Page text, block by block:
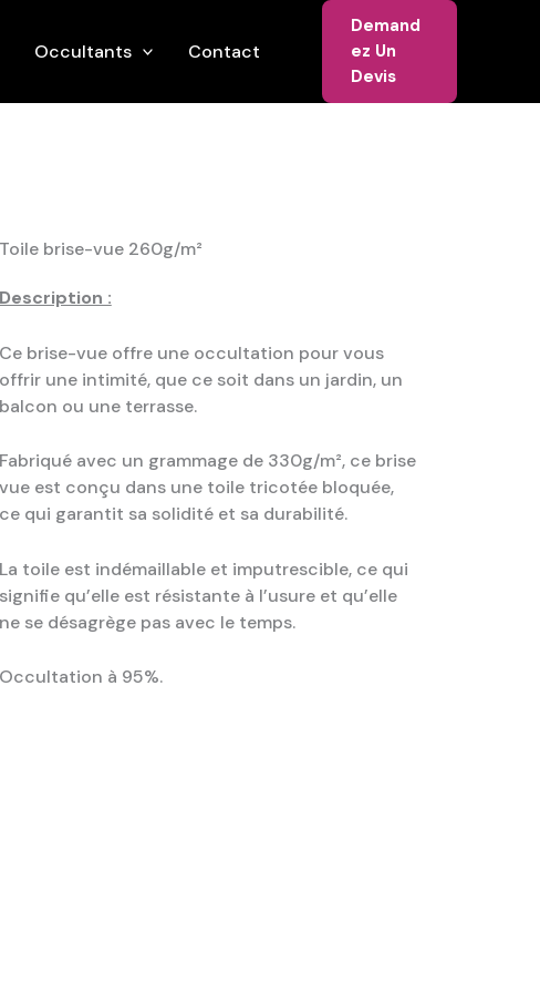
Occultants Contact
Demand
Ez Un
Devis
Toile brise-vue 260g/m²
Description :
Ce brise-vue offre une occultation pour vous
offrir une intimité, que ce soit dans un jardin, un
balcon ou une terrasse.
Fabriqué avec un grammage de 330g/m², ce brise
vue est conçu dans une toile tricotée bloquée,
ce qui garantit sa solidité et sa durabilité.
La toile est indémaillable et imputrescible, ce qui
signifie qu’elle est résistante à l’usure et qu’elle
ne se désagrège pas avec le temps.
Occultation à 95%.